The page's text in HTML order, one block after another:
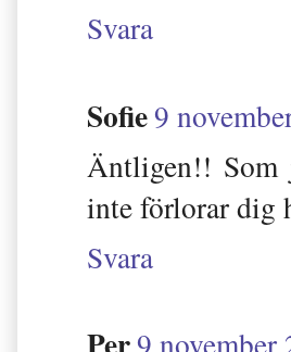
Svara
Sofie9
Äntligen!! Som
inte förlorar dig
Svara